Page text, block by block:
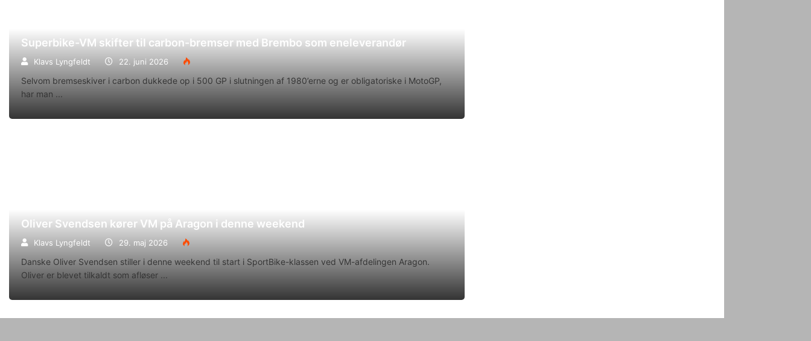
Superbike-VM skifter til carbon-bremser med Brembo som eneleverandør
Klavs Lyngfeldt 22. juni 2026
Selvom bremseskiver i carbon dukkede op i 500 GP i slutningen af 1980’erne og er obligatoriske i MotoGP,
har man
Oliver Svendsen kører VM på Aragon i denne weekend
Klavs Lyngfeldt 29. maj 2026
Danske Oliver Svendsen stiller i denne weekend til start i SportBike-klassen ved VM-afdelingen Aragon.
Oliver er blevet tilkaldt som afløser